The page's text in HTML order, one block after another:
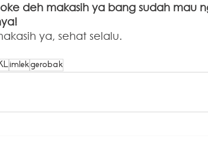
deh makasih ya bang sudah mau
ya, sehat selalu.
imlekgerobak